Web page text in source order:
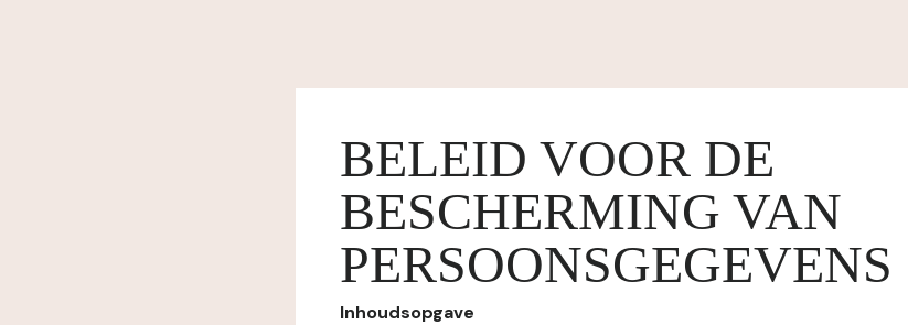
BELEID VOOR DE
BESCHERMING VAN
PERSOONSGEGEVENS
Inhoudsopgave